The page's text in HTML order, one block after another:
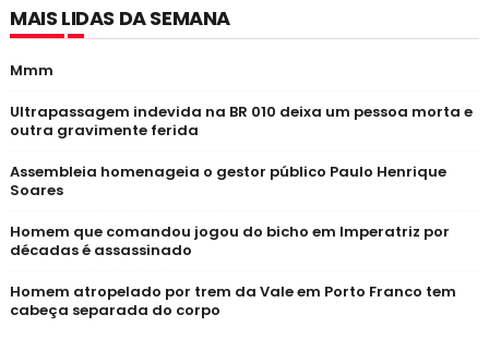
MAIS LIDAS DA SEMANA
Mmm
Ultrapassagem indevida na BR 010 deixa um pessoa morta e
outra gravimente ferida
Assembleia homenageia o gestor público Paulo Henrique
Soares
Homem que comandou jogou do bicho em Imperatriz por
décadas é assassinado
Homem atropelado por trem da Vale em Porto Franco tem
cabeça separada do corpo